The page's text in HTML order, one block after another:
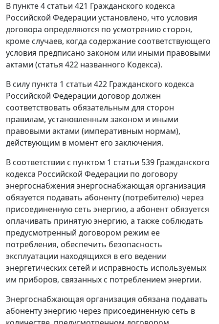
В пункте 4 статьи 421 Гражданского кодекса
Российской Федерации установлено, что условия
договора определяются по усмотрению сторон,
кроме случаев, когда содержание соответствующего
условия предписано законом или иными правовыми
актами (статья 422 названного Кодекса).
В силу пункта 1 статьи 422 Гражданского кодекса
Российской Федерации договор должен
соответствовать обязательным для сторон
правилам, установленным законом и иными
правовыми актами (императивным нормам),
действующим в момент его заключения.
В соответствии с пунктом 1 статьи 539 Гражданского
кодекса Российской Федерации по договору
энергоснабжения энергоснабжающая организация
обязуется подавать абоненту (потребителю) через
присоединенную сеть энергию, а абонент обязуется
оплачивать принятую энергию, а также соблюдать
предусмотренный договором режим ее
потребления, обеспечить безопасность
эксплуатации находящихся в его ведении
энергетических сетей и исправность используемых
им приборов, связанных с потреблением энергии.
Энергоснабжающая организация обязана подавать
абоненту энергию через присоединенную сеть в